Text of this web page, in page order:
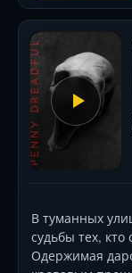
В туманных
судьбы тех,
Одержимая